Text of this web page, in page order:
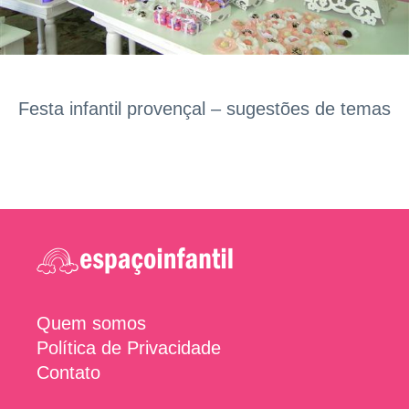
Festa infantil provençal – sugestões de temas
Quem somos
Política de Privacidade
Contato